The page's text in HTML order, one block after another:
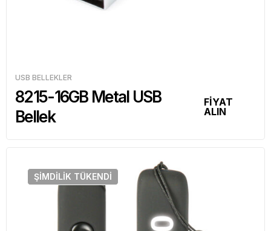
USB BELLEKLER
8215-16GB Metal USB
Bellek
FİYAT
ALIN
ŞIMDILIK TÜKENDI